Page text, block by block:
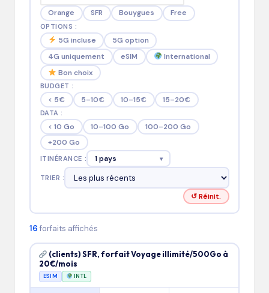
Orange SFR Bouygues Free
OPTIONS :
5G incluse
5G option
4G uniquement
eSIM
International
Bon choix
BUDGET :
< 5€ 5–10€ 10–15€ 15–20€
DATA :
< 10 Go 10–100 Go
100–200 Go
+200 Go
ITINÉRANCE : 1 pays ▾
TRIER :
↺ Réinit.
16 forfaits affichés
(clients) SFR, forfait Voyage illimité/500Go à
20€/mois
ESIM INTL